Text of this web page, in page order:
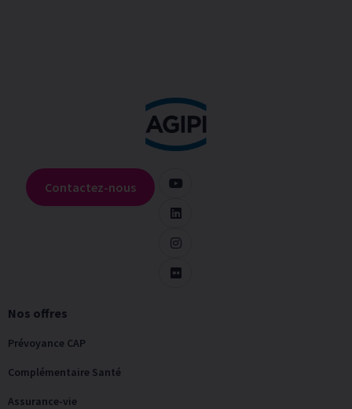
Nos offres
Prévoyance CAP
Complémentaire Santé
Assurance-vie
Contactez-nous